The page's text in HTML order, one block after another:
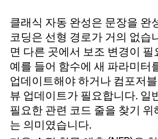
클래식 자동 완성은 문장을 완
코딩은 선형 경로가 거의 없습
면 다른 곳에서 보조 변경이
예를 들어 함수에 새 파라미터
업데이트해야 하거나 컴포저
뷰 업데이트가 필요합니다. 일
필요한 관련 코드 줄을 찾기
는 의미였습니다.